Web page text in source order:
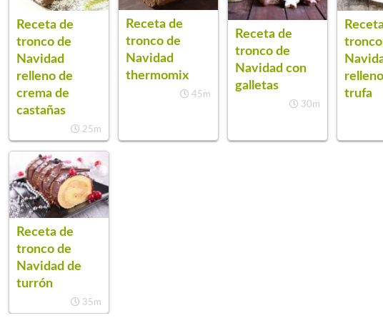
Receta de
tronco de
Navidad
relleno de
crema de
castañas
25m
Receta de
tronco de
Navidad
thermomix
45m
Receta de
tronco de
Navidad con
galletas
30m
trufa
Receta de
tronco de
Navidad de
turrón
35m